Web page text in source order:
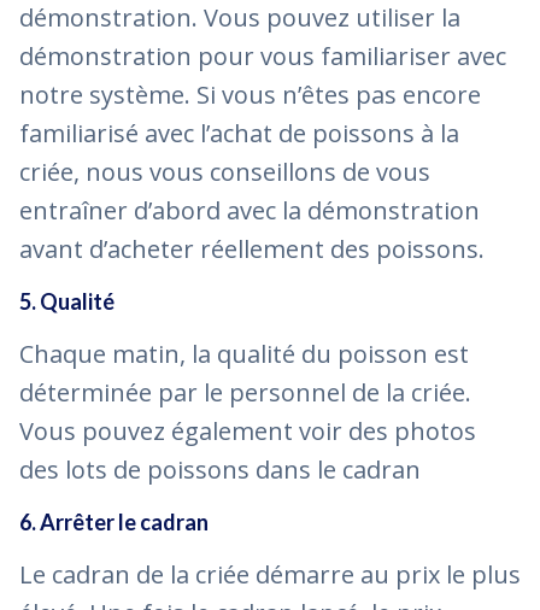
démonstration. Vous pouvez utiliser la
démonstration pour vous familiariser avec
notre système. Si vous n’êtes pas encore
familiarisé avec l’achat de poissons à la
criée, nous vous conseillons de vous
entraîner d’abord avec la démonstration
avant d’acheter réellement des poissons.
5. Qualité
Chaque matin, la qualité du poisson est
déterminée par le personnel de la criée.
Vous pouvez également voir des photos
des lots de poissons dans le cadran
6. Arrêter le cadran
Le cadran de la criée démarre au prix le plus